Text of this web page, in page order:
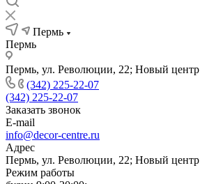
Пермь
Пермь
Пермь, ул. Революции, 22; Новый центр
(342) 225-22-07
(342) 225-22-07
Заказать звонок
E-mail
info@decor-centre.ru
Адрес
Пермь, ул. Революции, 22; Новый центр
Режим работы